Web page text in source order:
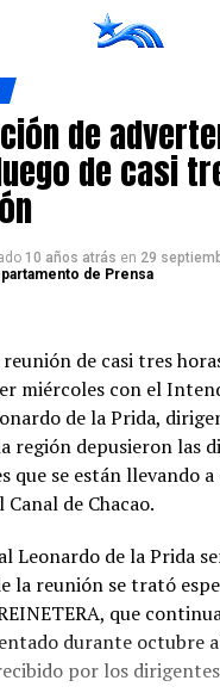
de
de casi
10 años atrás en 29
de Prensa
reunión de casi tres
miércoles con el
de la Prida,
región depusieron las
que se están llevando
de Chacao.
Leonardo de la Prida
la reunión se trató
que
durante octubre
por los
Ir a la versión móvil